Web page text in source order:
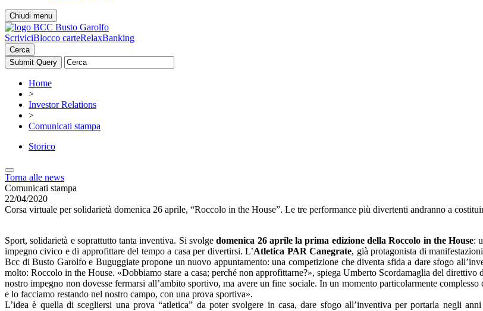
Chiudi menu
ScriviciBlocco carteRelaxBanking
Cerca
Home
>
Investor Relations
>
Comunicati stampa
Storico
Torna alle news
Comunicati stampa
22/04/2020
Corsa virtuale per solidarietà domenica 26 aprile, “Roccolo in the House”. Le tre performance più divertenti andranno a
Sport, solidarietà e soprattutto tanta inventiva. Si svolgedomenica 26 aprilela prima edizione della Roccolo in the House:
impegno civico e di approfittare del tempo a casa per divertirsi. L’Atletica PAR Canegrate, già protagonista di
Bcc di Busto Garolfo e Buguggiate propone un nuovo appuntamento: una competizione che diventa sfida a dare sfogo
molto: Roccolo in the House. «Dobbiamo stare a casa; perché non approfittarne?», spiega Umberto Scordamaglia del
nostro impegno non dovesse fermarsi all’ambito sportivo, ma avere un fine sociale. In un momento particolarmente
e lo facciamo restando nel nostro campo, con una prova sportiva».
L’idea è quella di scegliersi una prova “atletica” da poter svolgere in casa, dare sfogo all’inventiva per portarla negli